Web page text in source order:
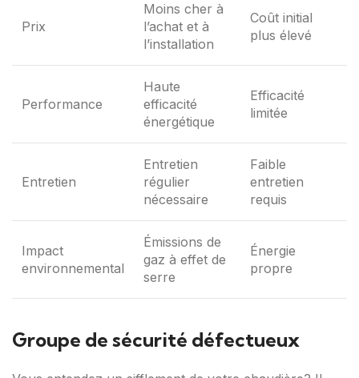
Prix
Moins cher à
l’achat et à
l’installation
Coût initial
plus élevé
Performance
Haute
efficacité
énergétique
Efficacité
limitée
Entretien
Entretien
régulier
nécessaire
Faible
entretien
requis
Impact
environnemental
Émissions de
gaz à effet de
serre
Énergie
propre
Groupe de sécurité défectueux